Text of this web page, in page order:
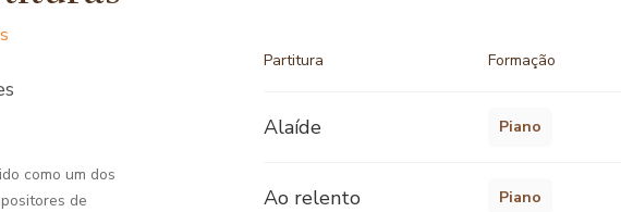
como um dos
de
Partitura Formação
Alaíde Piano
Ao relento Piano